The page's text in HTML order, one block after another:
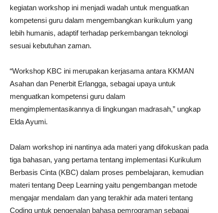
kegiatan workshop ini menjadi wadah untuk menguatkan
kompetensi guru dalam mengembangkan kurikulum yang
lebih humanis, adaptif terhadap perkembangan teknologi
sesuai kebutuhan zaman.
“Workshop KBC ini merupakan kerjasama antara KKMAN
Asahan dan Penerbit Erlangga, sebagai upaya untuk
menguatkan kompetensi guru dalam
mengimplementasikannya di lingkungan madrasah,” ungkap
Elda Ayumi.
Dalam workshop ini nantinya ada materi yang difokuskan pada
tiga bahasan, yang pertama tentang implementasi Kurikulum
Berbasis Cinta (KBC) dalam proses pembelajaran, kemudian
materi tentang Deep Learning yaitu pengembangan metode
mengajar mendalam dan yang terakhir ada materi tentang
Coding untuk pengenalan bahasa pemrograman sebagai